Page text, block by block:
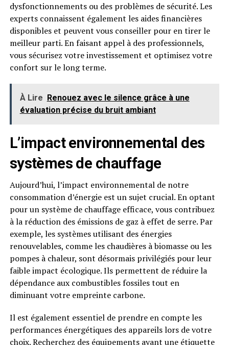
dysfonctionnements ou des problèmes de sécurité. Les
experts connaissent également les aides financières
disponibles et peuvent vous conseiller pour en tirer le
meilleur parti. En faisant appel à des professionnels,
vous sécurisez votre investissement et optimisez votre
confort sur le long terme.
À Lire Renouez avec le silence grâce à une
évaluation précise du bruit ambiant
L’impact environnemental des
systèmes de chauffage
Aujourd’hui, l’impact environnemental de notre
consommation d’énergie est un sujet crucial. En optant
pour un système de chauffage efficace, vous contribuez
à la réduction des émissions de gaz à effet de serre. Par
exemple, les systèmes utilisant des énergies
renouvelables, comme les chaudières à biomasse ou les
pompes à chaleur, sont désormais privilégiés pour leur
faible impact écologique. Ils permettent de réduire la
dépendance aux combustibles fossiles tout en
diminuant votre empreinte carbone.
Il est également essentiel de prendre en compte les
performances énergétiques des appareils lors de votre
choix. Recherchez des équipements ayant une étiquette